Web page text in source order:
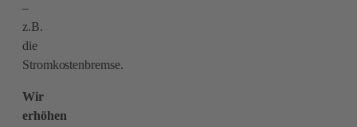
–
z.B.
die
Stromkostenbremse.
Wir
erhöhen